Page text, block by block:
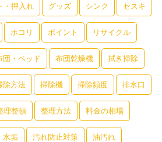
・押入れ グッズ シンク セスキ
ホコリ ポイント リサイクル
団・ベッド 布団乾燥機 拭き掃除
除方法 掃除機 掃除頻度 排水口
理整頓 整理方法 料金の相場
水垢 汚れ防止対策 油汚れ